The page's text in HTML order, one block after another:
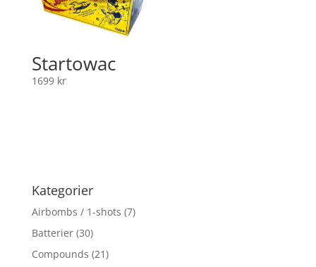
Startowac
1699 kr
Kategorier
Airbombs / 1-shots (7)
Batterier (30)
Compounds (21)